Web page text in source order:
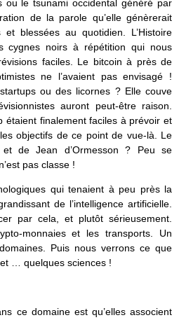
ou le tsunami occidental généré par
de la parole qu’elle génèrerait
blessées au quotidien. L’Histoire
cygnes noirs à répétition qui nous
faciles. Le bitcoin à près de
ne l’avaient pas envisagé !
startups ou des licornes ? Elle couve
auront peut-être raison.
étaient finalement faciles à prévoir et
objectifs de ce point de vue-là. Le
de Jean d’Ormesson ? Peu se
pas classe !
qui tenaient à peu près la
de l’intelligence artificielle.
par cela, et plutôt sérieusement.
monnaies et les transports. Un
Puis nous verrons ce que
… quelques sciences !
ce domaine est qu’elles associent